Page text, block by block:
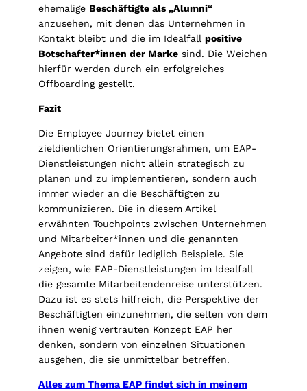
ehemalige Beschäftigte als „Alumni“
anzusehen, mit denen das Unternehmen in
Kontakt bleibt und die im Idealfall positive
Botschafter*innen der Marke sind. Die Weichen
hierfür werden durch ein erfolgreiches
Offboarding gestellt.
Fazit
Die Employee Journey bietet einen
zieldienlichen Orientierungsrahmen, um EAP-
Dienstleistungen nicht allein strategisch zu
planen und zu implementieren, sondern auch
immer wieder an die Beschäftigten zu
kommunizieren. Die in diesem Artikel
erwähnten Touchpoints zwischen Unternehmen
und Mitarbeiter*innen und die genannten
Angebote sind dafür lediglich Beispiele. Sie
zeigen, wie EAP-Dienstleistungen im Idealfall
die gesamte Mitarbeitendenreise unterstützen.
Dazu ist es stets hilfreich, die Perspektive der
Beschäftigten einzunehmen, die selten von dem
ihnen wenig vertrauten Konzept EAP her
denken, sondern von einzelnen Situationen
ausgehen, die sie unmittelbar betreffen.
Alles zum Thema EAP findet sich in meinem